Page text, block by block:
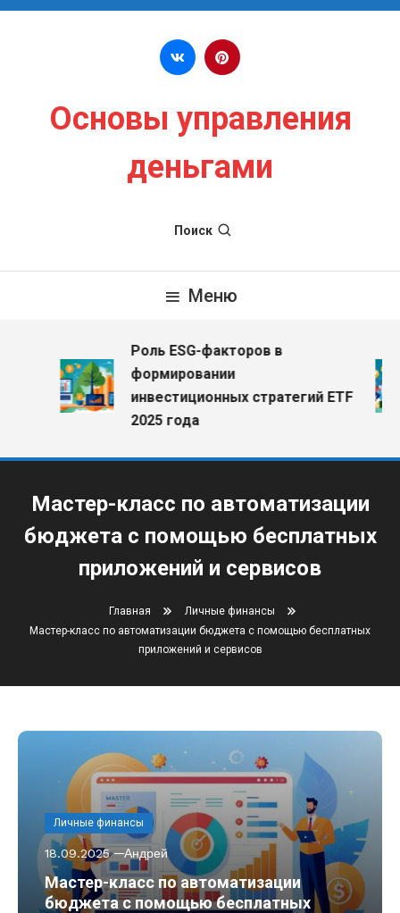
Перейти к содержимому
Основы управления
деньгами
Поиск
Меню
Роль ESG-факторов в
формировании
инвестиционных стратегий ETF
2025 года
Мастер-класс по автоматизации
бюджета с помощью бесплатных
приложений и сервисов
Главная
Личные финансы
Мастер-класс по автоматизации бюджета с помощью бесплатных
приложений и сервисов
Личные финансы
18.09.2025 Андрей
Мастер-класс по автоматизации
бюджета с помощью бесплатных